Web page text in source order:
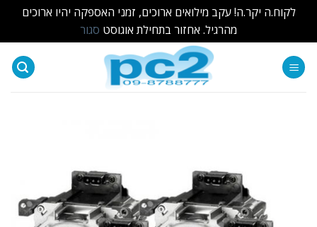
לקוח.ה יקר.ה! עקב מילואים ארוכים, זמני האספקה יהיו ארוכים
מהרגיל. אחזור בתחילת אוגוסט סגור